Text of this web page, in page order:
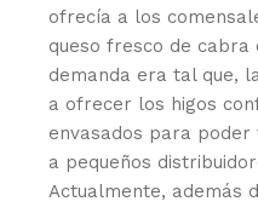
ofrecía a los
queso fresco de cabra
demanda era tal que,
a ofrecer los higos
envasados para
a pequeños
Actualmente, además